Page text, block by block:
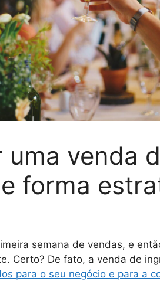
uma venda
forma
semana de vendas, e
Certo? De fato, a venda de
para o seu negócio e para a